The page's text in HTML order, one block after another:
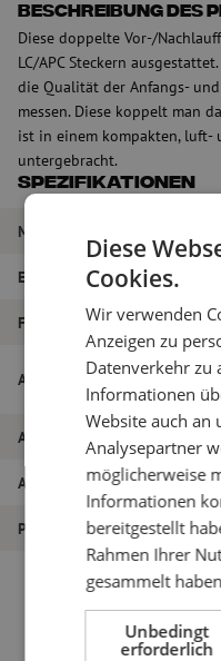
Beschreibung des
Diese doppelte Vor-/
LC/APC Steckern
die Qualität der Anfangs-
messen. Diese koppelt man
ist in einem kompakten, luft-
untergebracht.
Spezifikationen
Marke
EAN
Fasertyp
Artikelname
Artikel Nummer
Art des Produkts
Produkttyp
Diese
Cookies.
Wir verwenden
Anzeigen zu
Datenverkehr zu
Informationen
Website auch an
Analysepartner
möglicherweise
Informationen
bereitgestellt
Rahmen Ihrer
gesammelt
Unbedingt
erforderlich